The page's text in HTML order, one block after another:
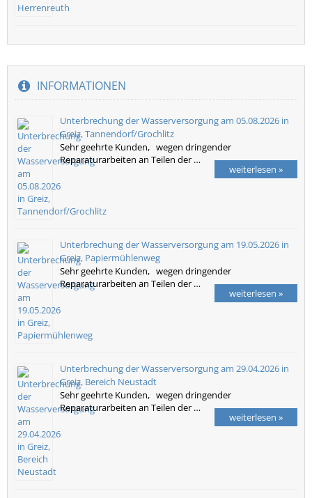
INFORMATIONEN
Unterbrechung der Wasserversorgung am 05.08.2026 in
Greiz, Tannendorf/Grochlitz
Sehr geehrte Kunden, wegen dringender
Reparaturarbeiten an Teilen der …
weiterlesen »
Unterbrechung der Wasserversorgung am 19.05.2026 in
Greiz, Papiermühlenweg
Sehr geehrte Kunden, wegen dringender
Reparaturarbeiten an Teilen der …
weiterlesen »
Unterbrechung der Wasserversorgung am 29.04.2026 in
Greiz, Bereich Neustadt
Sehr geehrte Kunden, wegen dringender
Reparaturarbeiten an Teilen der …
weiterlesen »